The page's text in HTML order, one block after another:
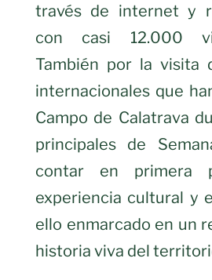
través de internet y
con casi 12.000
También por la visita
internacionales que
Campo de Calatrava
principales de
contar en primera
experiencia cultural y
ello enmarcado en un
historia viva del